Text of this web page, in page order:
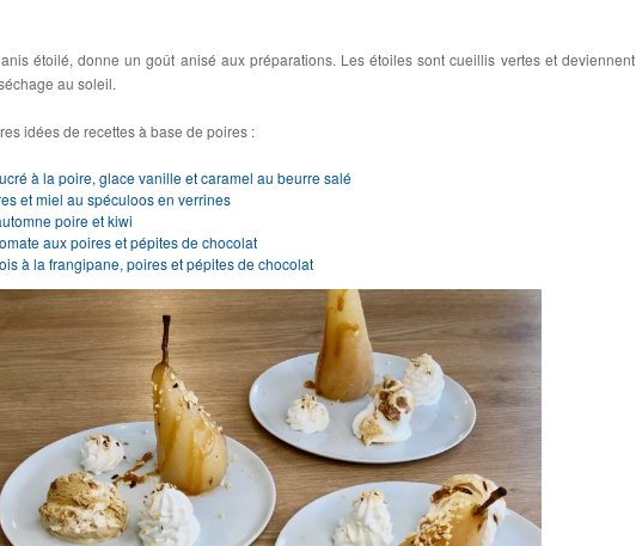
étoilé, donne un goût anisé aux préparations. Les étoiles sont cueillis vertes et deviennent
au soleil.
idées de recettes à base de poires :
à la poire, glace vanille et caramel au beurre salé
et miel au spéculoos en verrines
poire et kiwi
aux poires et pépites de chocolat
à la frangipane, poires et pépites de chocolat